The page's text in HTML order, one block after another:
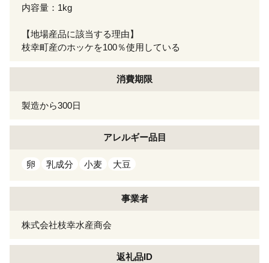
内容量：1kg
【地場産品に該当する理由】
枝幸町産のホッケを100％使用している
消費期限
製造から300日
アレルギー品目
卵 乳成分 小麦 大豆
事業者
株式会社枝幸水産商会
返礼品ID